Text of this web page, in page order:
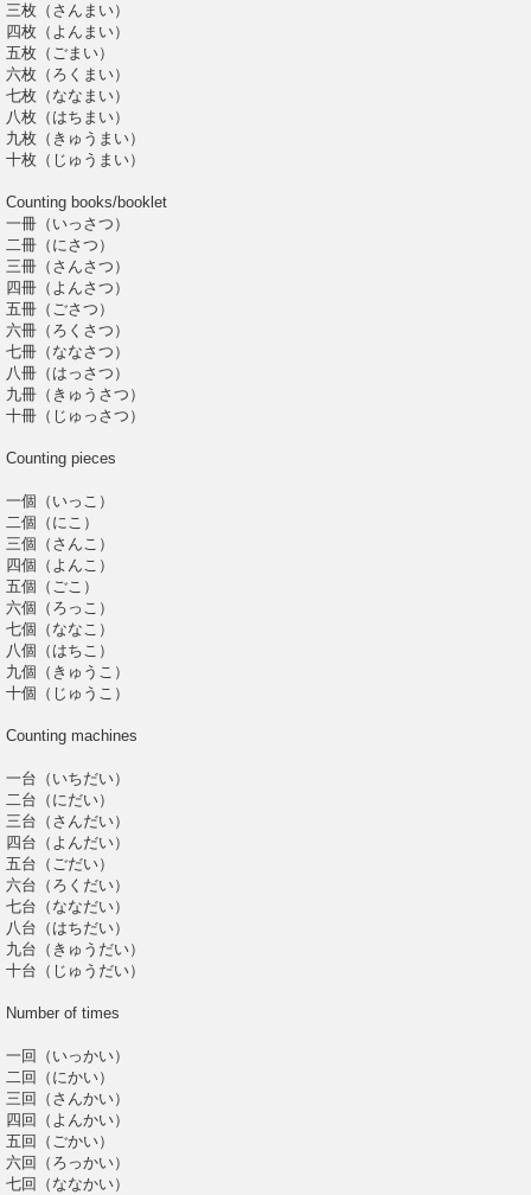
三枚（さんまい）
四枚（よんまい）
五枚（ごまい）
六枚（ろくまい）
七枚（ななまい）
八枚（はちまい）
九枚（きゅうまい）
十枚（じゅうまい）
Counting books/booklet
一冊（いっさつ）
二冊（にさつ）
三冊（さんさつ）
四冊（よんさつ）
五冊（ごさつ）
六冊（ろくさつ）
七冊（ななさつ）
八冊（はっさつ）
九冊（きゅうさつ）
十冊（じゅっさつ）
Counting pieces
一個（いっこ）
二個（にこ）
三個（さんこ）
四個（よんこ）
五個（ごこ）
六個（ろっこ）
七個（ななこ）
八個（はちこ）
九個（きゅうこ）
十個（じゅうこ）
Counting machines
一台（いちだい）
二台（にだい）
三台（さんだい）
四台（よんだい）
五台（ごだい）
六台（ろくだい）
七台（ななだい）
八台（はちだい）
九台（きゅうだい）
十台（じゅうだい）
Number of times
一回（いっかい）
二回（にかい）
三回（さんかい）
四回（よんかい）
五回（ごかい）
六回（ろっかい）
七回（ななかい）